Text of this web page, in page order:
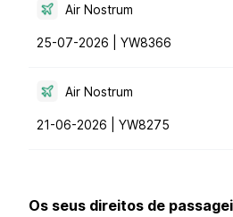
Air Nostrum
25-07-2026 | YW8366
Air Nostrum
21-06-2026 | YW8275
Os seus direitos de